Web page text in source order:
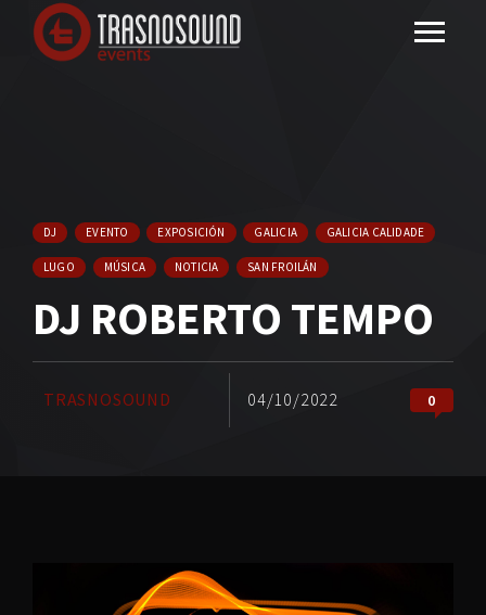
DJ EVENTO EXPOSICIÓN GALICIA GALICIA CALIDADE
LUGO MÚSICA NOTICIA SAN FROILÁN
DJ ROBERTO TEMPO
TRASNOSOUND 04/10/2022 0